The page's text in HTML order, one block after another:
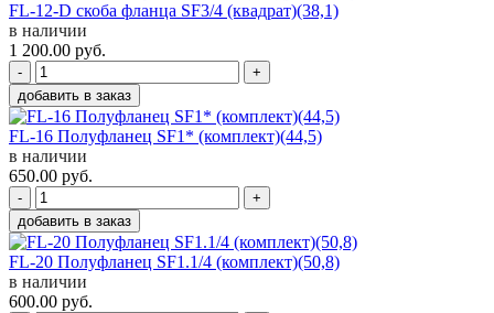
FL-12-D скоба фланца SF3/4 (квадрат)(38,1)
в наличии
1 200.00 руб.
-
+
добавить в заказ
FL-16 Полуфланец SF1* (комплект)(44,5)
в наличии
650.00 руб.
-
+
добавить в заказ
FL-20 Полуфланец SF1.1/4 (комплект)(50,8)
в наличии
600.00 руб.